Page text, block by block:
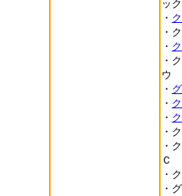
ッ
・
・
・
・
ウ
・
・
・
・
・
Ｃ
・
・